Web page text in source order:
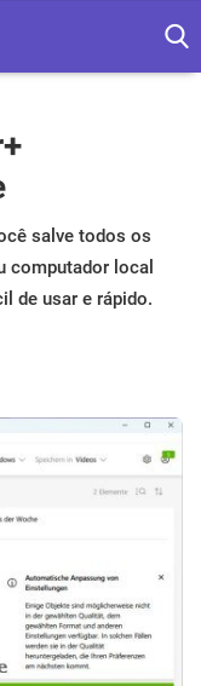
salve todos os
computador local
de usar e rápido.